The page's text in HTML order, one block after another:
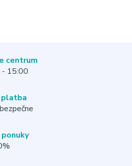
centrum
- 15:00
platba